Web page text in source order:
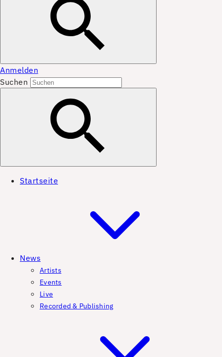
Anmelden
Suchen
Startseite
News
Artists
Events
Live
Recorded & Publishing